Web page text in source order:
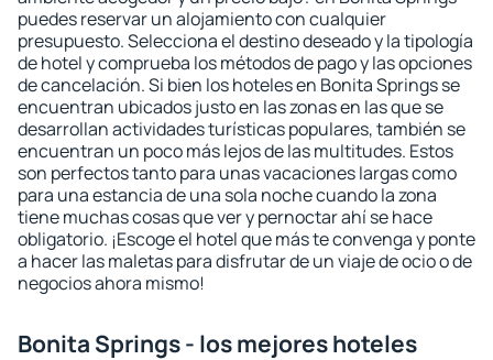
puedes reservar un alojamiento con cualquier
presupuesto. Selecciona el destino deseado y la tipología
de hotel y comprueba los métodos de pago y las opciones
de cancelación. Si bien los hoteles en Bonita Springs se
encuentran ubicados justo en las zonas en las que se
desarrollan actividades turísticas populares, también se
encuentran un poco más lejos de las multitudes. Estos
son perfectos tanto para unas vacaciones largas como
para una estancia de una sola noche cuando la zona
tiene muchas cosas que ver y pernoctar ahí se hace
obligatorio. ¡Escoge el hotel que más te convenga y ponte
a hacer las maletas para disfrutar de un viaje de ocio o de
negocios ahora mismo!
Bonita Springs - los mejores hoteles